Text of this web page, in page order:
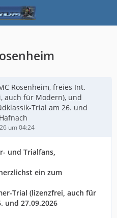
Rosenheim, freies Int.
auch für Modern), und
Trial am 26. und
um 04:24
und Trialfans,
ein zum
Trial (lizenzfrei, auch für
und 27.09.2026